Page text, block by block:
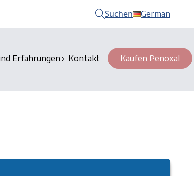
Suchen German
Erfahrungen Kontakt Kaufen Penoxal